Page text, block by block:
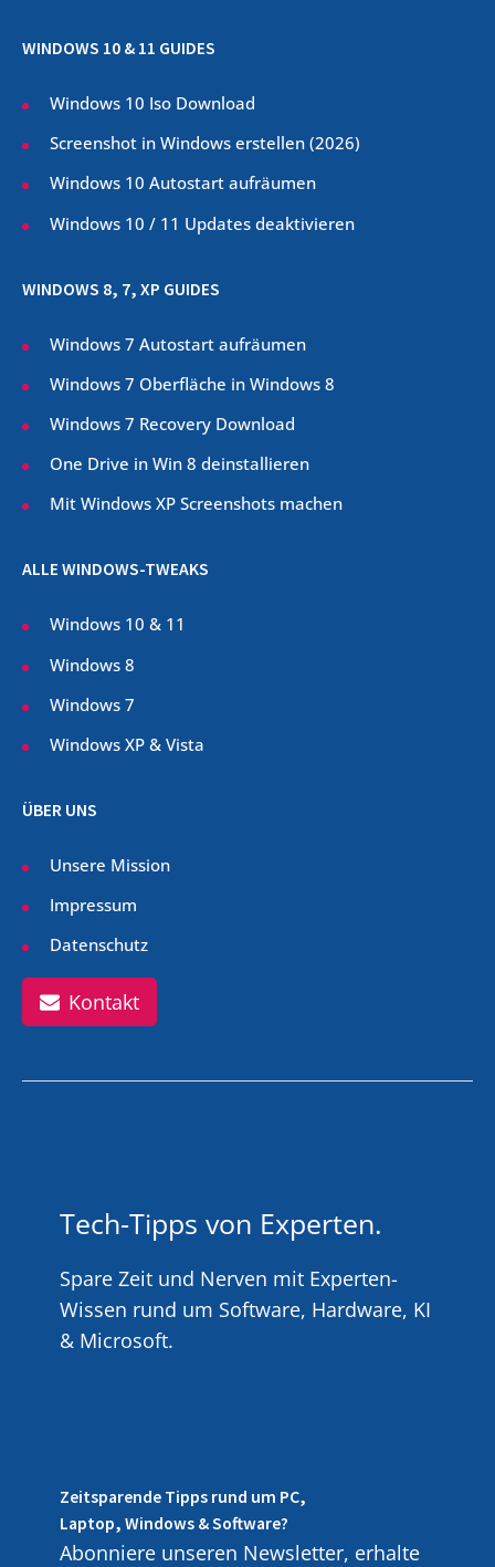
WINDOWS 10 & 11 GUIDES
Windows 10 Iso Download
Screenshot in Windows erstellen (2026)
Windows 10 Autostart aufräumen
Windows 10 / 11 Updates deaktivieren
WINDOWS 8, 7, XP GUIDES
Windows 7 Autostart aufräumen
Windows 7 Oberfläche in Windows 8
Windows 7 Recovery Download
One Drive in Win 8 deinstallieren
Mit Windows XP Screenshots machen
ALLE WINDOWS-TWEAKS
Windows 10 & 11
Windows 8
Windows 7
Windows XP & Vista
ÜBER UNS
Unsere Mission
Impressum
Datenschutz
Kontakt
Tech-Tipps von Experten.
Spare Zeit und Nerven mit Experten-
Wissen rund um Software, Hardware, KI
& Microsoft.
Zeitsparende Tipps rund um PC,
Laptop, Windows & Software?
Abonniere unseren Newsletter, erhalte